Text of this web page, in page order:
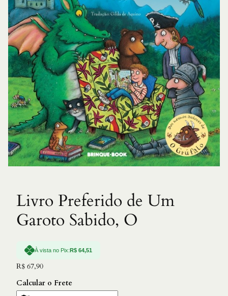
Livro Preferido de Um
Garoto Sabido, O
À vista no Pix:R$ 64,51
R$ 67,90
Calcular o Frete